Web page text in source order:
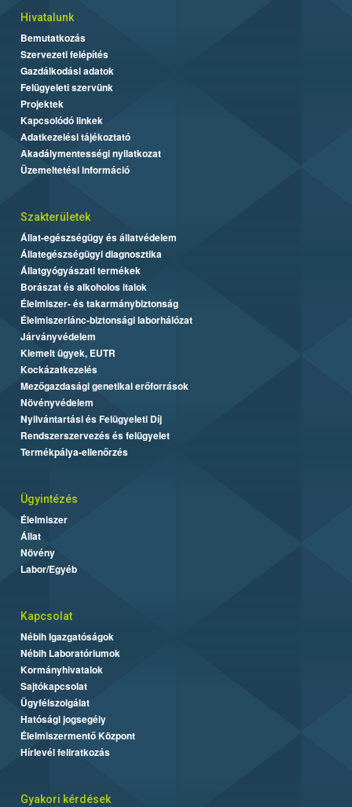
Hivatalunk
Bemutatkozás
Szervezeti felépítés
Gazdálkodási adatok
Felügyeleti szervünk
Projektek
Kapcsolódó linkek
Adatkezelési tájékoztató
Akadálymentességi nyilatkozat
Üzemeltetési információ
Szakterületek
Állat-egészségügy és állatvédelem
Állategészségügyi diagnosztika
Állatgyógyászati termékek
Borászat és alkoholos italok
Élelmiszer- és takarmánybiztonság
Élelmiszerlánc-biztonsági laborhálózat
Járványvédelem
Kiemelt ügyek, EUTR
Kockázatkezelés
Mezőgazdasági genetikai erőforrások
Növényvédelem
Nyilvántartási és Felügyeleti Díj
Rendszerszervezés és felügyelet
Termékpálya-ellenőrzés
Ügyintézés
Élelmiszer
Állat
Növény
Labor/Egyéb
Kapcsolat
Nébih Igazgatóságok
Nébih Laboratóriumok
Kormányhivatalok
Sajtókapcsolat
Ügyfélszolgálat
Hatósági jogsegély
Élelmiszermentő Központ
Hírlevél feliratkozás
Gyakori kérdések